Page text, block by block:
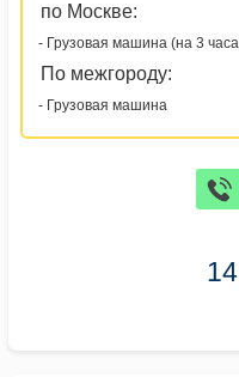
по Москве:
- Грузовая машина (на 3
По межгороду:
- Грузовая машина